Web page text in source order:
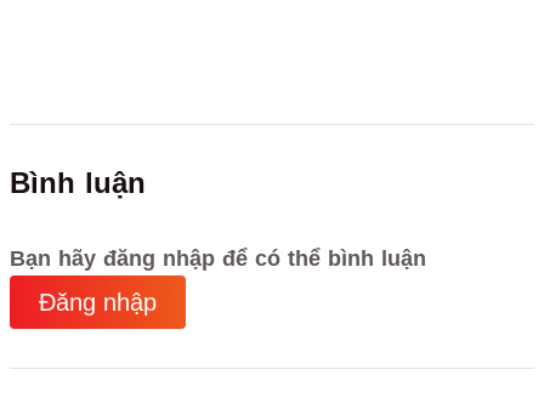
Bình luận
Bạn hãy đăng nhập để có thể bình luận
Đăng nhập